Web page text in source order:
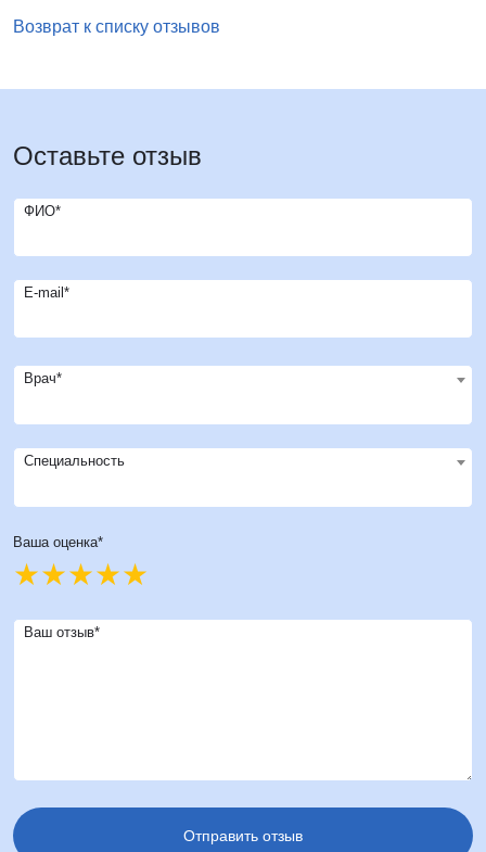
Возврат к списку отзывов
Оставьте отзыв
ФИО*
E-mail*
Врач*
Специальность
Ваша оценка*
Ваш отзыв*